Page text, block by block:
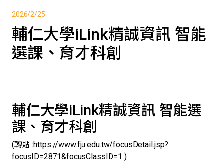
2026/2/25
輔仁大學iLink精誠資訊 智能
選課、育才科創
輔仁大學iLink精誠資訊 智能選
課、育才科創
(轉貼 :https://www.fju.edu.tw/focusDetail.jsp?
focusID=2871&focusClassID=1 )